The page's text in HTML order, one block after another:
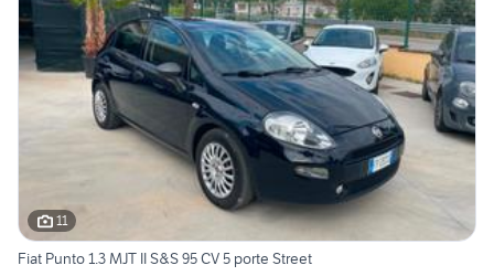
11
Fiat Punto 1.3 MJT II S&S 95 CV 5 porte Street